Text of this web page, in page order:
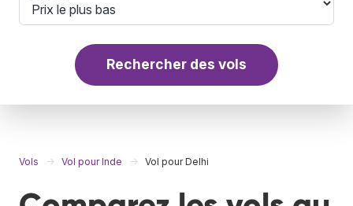
Rechercher des vols
Vols Vol pour Inde Vol pour Delhi